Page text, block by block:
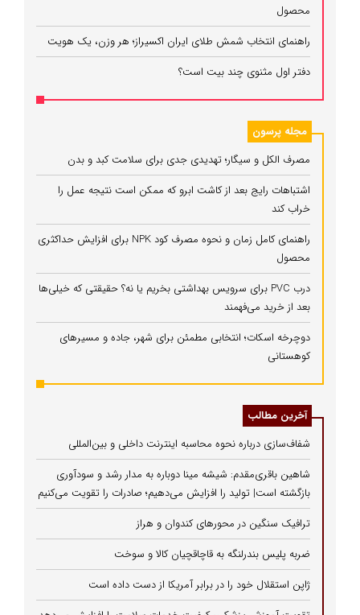
محصول
راهنمای انتخاب شمش طلای ایران اکسیراز؛ هر وزن، یک هویت
دفتر اول مثنوی چند بیت است؟
مجله پرسون
مصرف الکل و سیگار؛ تهدیدی جدی برای سلامت کبد و بدن
اشتباهات رایج بعد از کاشت ابرو که ممکن است نتیجه عمل را
خراب کند
راهنمای کامل زمان و نحوه مصرف کود NPK برای افزایش حداکثری
محصول
درب PVC برای سرویس بهداشتی بخریم یا نه؟ حقیقتی که خیلی‌ها
بعد از خرید می‌فهمند
دوچرخه اسکات؛ انتخابی مطمئن برای شهر، جاده و مسیرهای
کوهستانی
آخرین مطالب
شفاف‌سازی درباره نحوه محاسبه اینترنت داخلی و بین‌المللی
شاهین باقری‌مقدم: شیشه مینا دوباره به مدار رشد و سودآوری
بازگشته است| تولید را افزایش می‌دهیم؛ صادرات را تقویت می‌کنیم
ترافیک سنگین در محورهای کندوان و هراز
ضربه پلیس بندرلنگه به قاچاقچیان کالا و سوخت
ژاپن استقلال خود را در برابر آمریکا از دست داده است